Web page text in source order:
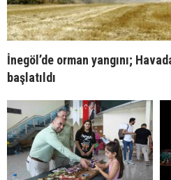
İnegöl’de orman yangını;
başlatıldı